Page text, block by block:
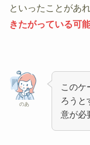
といったことがあれ
きたがっている可
のあ
このケ
ろうと
意が必